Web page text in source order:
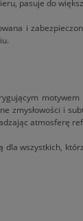
pasuje do
i
zmysłowości i
atmosferę
dla wszystkich,